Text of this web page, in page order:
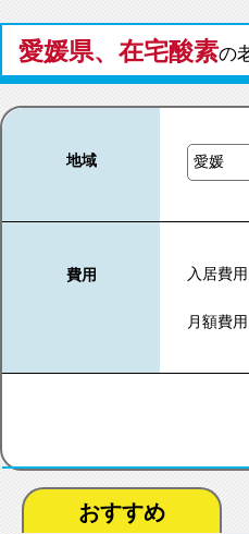
愛媛県、在宅酸素の
地域
費用 入居費用
月額費用
おすすめ